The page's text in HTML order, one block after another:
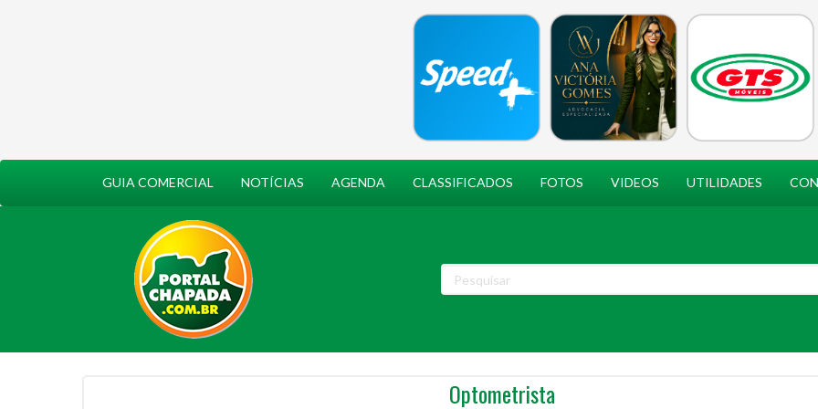
GUIA COMERCIAL NOTÍCIAS AGENDA CLASSIFICADOS FOTOS VIDEOS UTILIDADES
Optometrista